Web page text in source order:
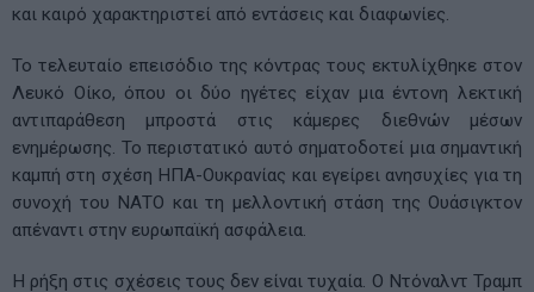
και καιρό χαρακτηριστεί από εντάσεις και διαφωνίες.
Το τελευταίο επεισόδιο της κόντρας τους εκτυλίχθηκε στον
Λευκό Οίκο, όπου οι δύο ηγέτες είχαν μια έντονη λεκτική
αντιπαράθεση μπροστά στις κάμερες διεθνών μέσων
ενημέρωσης. Το περιστατικό αυτό σηματοδοτεί μια σημαντική
καμπή στη σχέση ΗΠΑ-Ουκρανίας και εγείρει ανησυχίες για τη
συνοχή του ΝΑΤΟ και τη μελλοντική στάση της Ουάσιγκτον
απέναντι στην ευρωπαϊκή ασφάλεια.
Η ρήξη στις σχέσεις τους δεν είναι τυχαία. Ο Ντόναλντ Τραμπ